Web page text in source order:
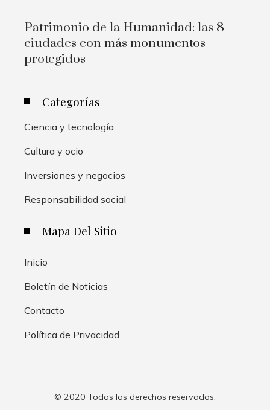
Patrimonio de la Humanidad: las 8
ciudades con más monumentos
protegidos
Categorías
Ciencia y tecnología
Cultura y ocio
Inversiones y negocios
Responsabilidad social
Mapa Del Sitio
Inicio
Boletín de Noticias
Contacto
Política de Privacidad
© 2020 Todos los derechos reservados.